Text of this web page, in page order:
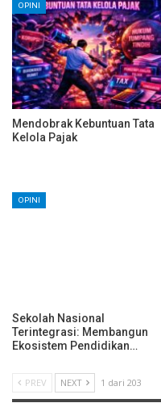
OPINI
Mendobrak Kebuntuan Tata
Kelola Pajak
OPINI
Sekolah Nasional
Terintegrasi: Membangun
Ekosistem Pendidikan…
PREV NEXT 1 dari 203